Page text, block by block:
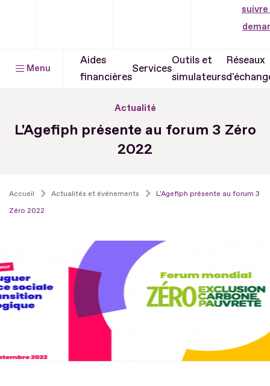
suivre
Menu
Aides
financières
Services
Outils et
simulateurs
Réseaux
Actualité
L'Agefiph présente au forum 3 Zéro
2022
Accueil Actualités et événements
L'Agefiph présente au forum 3
Zéro 2022